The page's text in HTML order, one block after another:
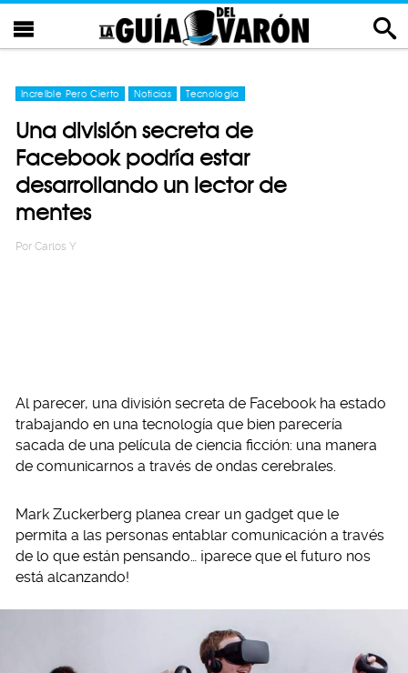
Increíble Pero Cierto Noticias Tecnología
Una división secreta de
Facebook podría estar
desarrollando un lector de
mentes
Por Carlos Y
Al parecer, una división secreta de Facebook ha estado
trabajando en una tecnología que bien parecería
sacada de una película de ciencia ficción: una manera
de comunicarnos a través de ondas cerebrales.
Mark Zuckerberg planea crear un gadget que le
permita a las personas entablar comunicación a través
de lo que están pensando… ¡parece que el futuro nos
está alcanzando!